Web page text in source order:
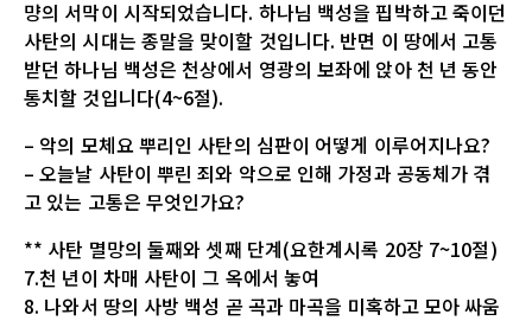
먕의 서막이 시작되었습니다. 하나님 백성을 핍박하고 죽이던
사탄의 시대는 종말을 맞이할 것입니다. 반면 이 땅에서 고통
받던 하나님 백성은 천상에서 영광의 보좌에 앉아 천 년 동안
통치할 것입니다(4~6절).
– 악의 모체요 뿌리인 사탄의 심판이 어떻게 이루어지나요?
– 오늘날 사탄이 뿌린 죄와 악으로 인해 가정과 공동체가 겪
고 있는 고통은 무엇인가요?
** 사탄 멸망의 둘째와 셋째 단계(요한계시록 20장 7~10절)
7.천 년이 차매 사탄이 그 옥에서 놓여
8. 나와서 땅의 사방 백성 곧 곡과 마곡을 미혹하고 모아 싸움